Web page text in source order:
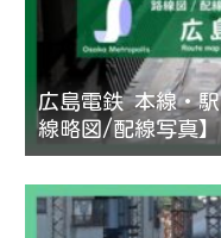
広島電鉄 本線・
線略図/配線写真】